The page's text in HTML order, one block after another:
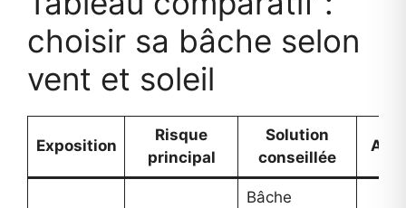
choisir sa bâche selon
vent et soleil
Exposition
Risque
principal
Solution
conseillée
Bâche